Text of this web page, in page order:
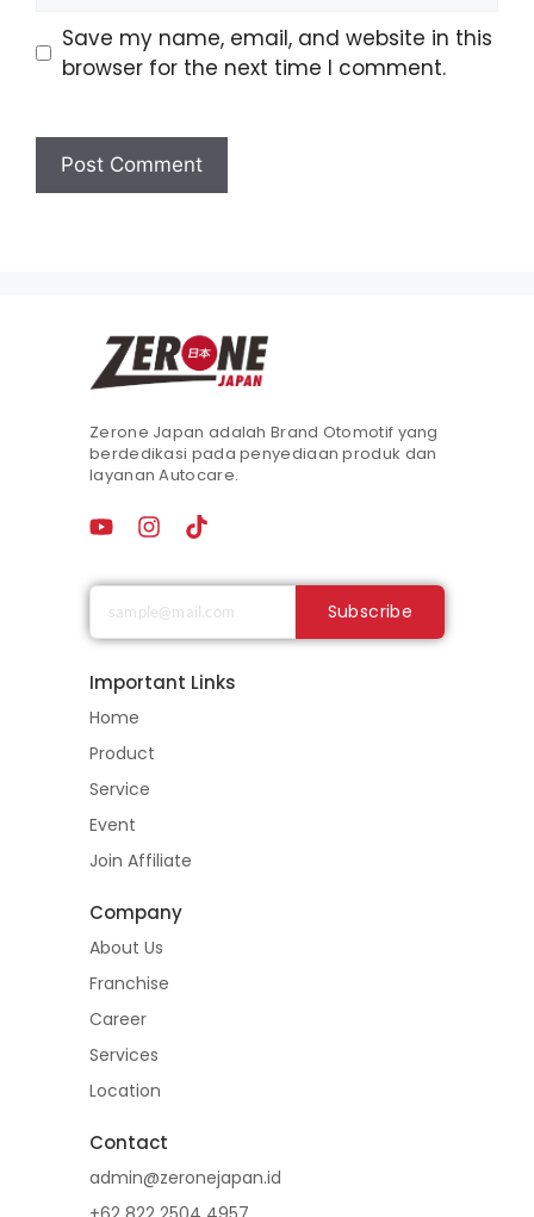
Save my name, email, and website in this
browser for the next time I comment.
Zerone Japan adalah Brand Otomotif yang
berdedikasi pada penyediaan produk dan
layanan Autocare.
Subscribe
Important Links
Home
Product
Service
Event
Join Affiliate
Company
About Us
Franchise
Career
Services
Location
Contact
admin@zeronejapan.id